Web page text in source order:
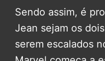
Sendo assim, é
Jean sejam os
serem escalados